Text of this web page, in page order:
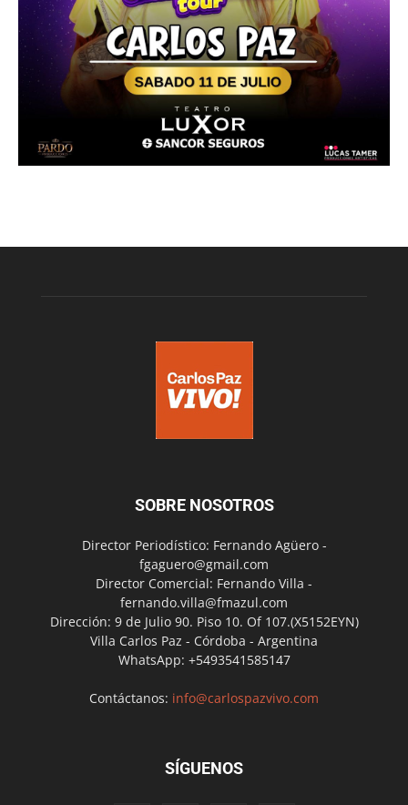
SOBRE NOSOTROS
Director Periodístico: Fernando Agüero -
fgaguero@gmail.com
Director Comercial: Fernando Villa -
fernando.villa@fmazul.com
Dirección: 9 de Julio 90. Piso 10. Of 107.(X5152EYN)
Villa Carlos Paz - Córdoba - Argentina
WhatsApp: +5493541585147
Contáctanos: info@carlospazvivo.com
SÍGUENOS